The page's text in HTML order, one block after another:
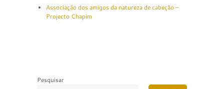
Associação dos amigos da natureza de cabeção –
Projecto Chapim
Pesquisar